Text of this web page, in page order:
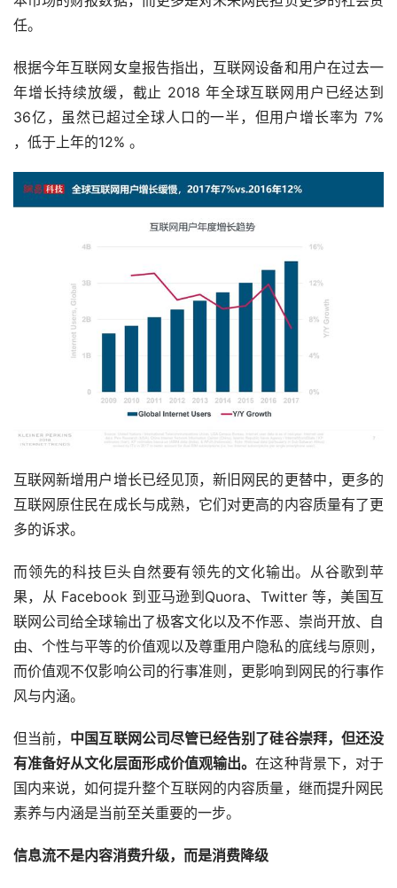
任。
根据今年互联网女皇报告指出，互联网设备和用户在过去一
年增长持续放缓，截止 2018 年全球互联网用户已经达到
36亿，虽然已超过全球人口的一半，但用户增长率为 7%
，低于上年的12% 。
互联网新增用户增长已经见顶，新旧网民的更替中，更多的
互联网原住民在成长与成熟，它们对更高的内容质量有了更
多的诉求。
而领先的科技巨头自然要有领先的文化输出。从谷歌到苹
果，从 Facebook 到亚马逊到Quora、Twitter 等，美国互
联网公司给全球输出了极客文化以及不作恶、崇尚开放、自
由、个性与平等的价值观以及尊重用户隐私的底线与原则，
而价值观不仅影响公司的行事准则，更影响到网民的行事作
风与内涵。
但当前， 中国互联网公司尽管已经告别了硅谷崇拜，但还没
有准备好从文化层面形成价值观输出。在这种背景下，对于
国内来说，如何提升整个互联网的内容质量，继而提升网民
素养与内涵是当前至关重要的一步。
信息流不是内容消费升级，而是消费降级